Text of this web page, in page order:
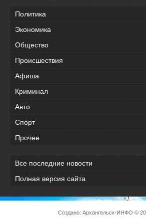
Политика
Экономика
Общество
Происшествия
Афиша
Криминал
Авто
Спорт
Прочее
Все последние новости
Полная версия сайта
Создано: Архангельск-ИНФО ©